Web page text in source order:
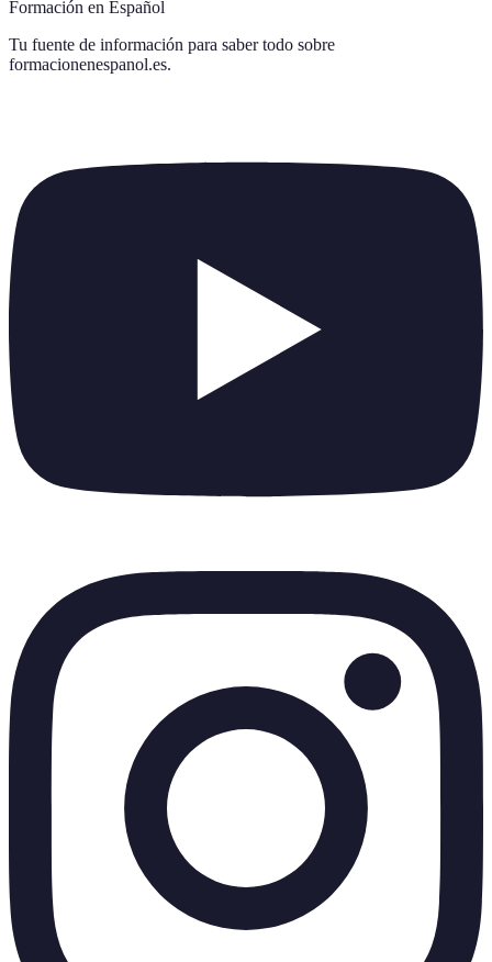
Formación en Español
Tu fuente de información para saber todo sobre
formacionenespanol.es.